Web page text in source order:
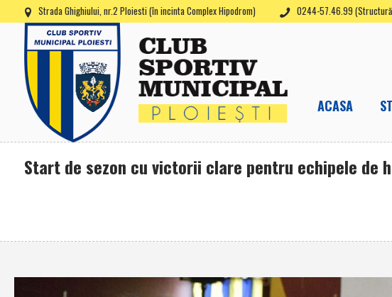
Strada Ghighiului, nr.2 Ploiesti (în incinta Complex Hipodrom) 0244-57.46.99
ACASA
Start de sezon cu victorii clare pentru echipele de